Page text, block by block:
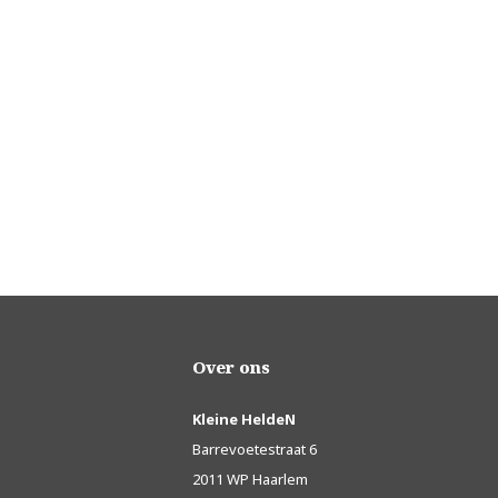
Over ons
Kleine HeldeN
Barrevoetestraat 6
2011 WP Haarlem